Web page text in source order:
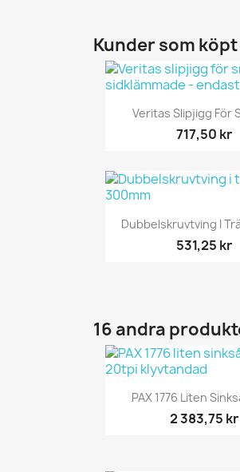
Kunder som

Veritas Slipjigg För
717,50 kr
Snabbvy
Dubbelskruvtving I
531,25 kr
16 andra

PAX 1776 Liten
2 383,75 kr